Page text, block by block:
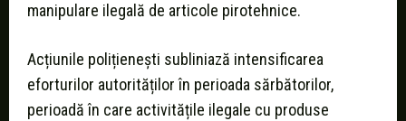
manipulare ilegală de articole pirotehnice.
Acțiunile polițienești subliniază intensificarea
eforturilor autorităților în perioada sărbătorilor,
perioadă în care activitățile ilegale cu produse